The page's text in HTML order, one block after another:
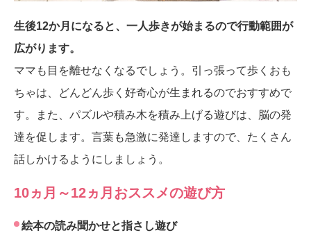
生後12か月になると、一人歩きが始まるので行動範囲が
広がります。
ママも目を離せなくなるでしょう。引っ張って歩くおも
ちゃは、どんどん歩く好奇心が生まれるのでおすすめで
す。また、パズルや積み木を積み上げる遊びは、脳の発
達を促します。言葉も急激に発達しますので、たくさん
話しかけるようにしましょう。
10ヵ月～12ヵ月おススメの遊び方
絵本の読み聞かせと指さし遊び